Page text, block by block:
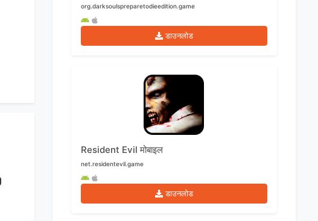
org.darksoulspreparetodieedition.game
डाउनलोड
Resident Evil मोबाइल
net.residentevil.game
डाउनलोड